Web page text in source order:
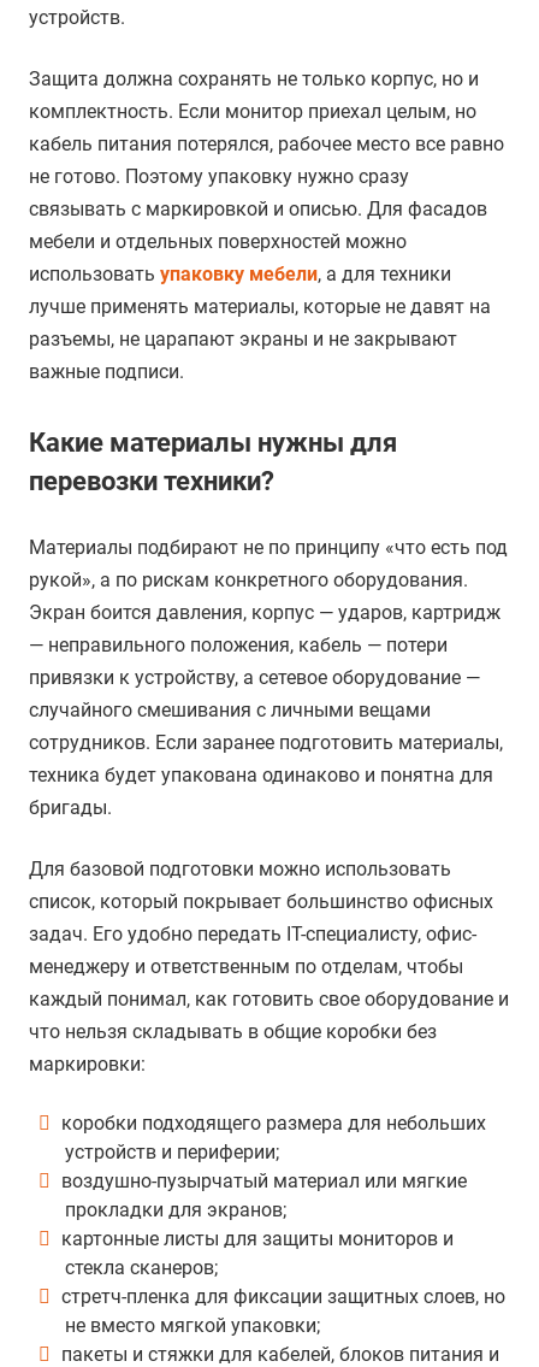
устройств.
Защита должна сохранять не только корпус, но и
комплектность. Если монитор приехал целым, но
кабель питания потерялся, рабочее место все равно
не готово. Поэтому упаковку нужно сразу
связывать с маркировкой и описью. Для фасадов
мебели и отдельных поверхностей можно
использовать упаковку мебели, а для техники
лучше применять материалы, которые не давят на
разъемы, не царапают экраны и не закрывают
важные подписи.
Какие материалы нужны для
перевозки техники?
Материалы подбирают не по принципу «что есть под
рукой», а по рискам конкретного оборудования.
Экран боится давления, корпус — ударов, картридж
— неправильного положения, кабель — потери
привязки к устройству, а сетевое оборудование —
случайного смешивания с личными вещами
сотрудников. Если заранее подготовить материалы,
техника будет упакована одинаково и понятна для
бригады.
Для базовой подготовки можно использовать
список, который покрывает большинство офисных
задач. Его удобно передать IT-специалисту, офис-
менеджеру и ответственным по отделам, чтобы
каждый понимал, как готовить свое оборудование и
что нельзя складывать в общие коробки без
маркировки:
коробки подходящего размера для небольших
устройств и периферии;
воздушно-пузырчатый материал или мягкие
прокладки для экранов;
картонные листы для защиты мониторов и
стекла сканеров;
стретч-пленка для фиксации защитных слоев, но
не вместо мягкой упаковки;
пакеты и стяжки для кабелей, блоков питания и